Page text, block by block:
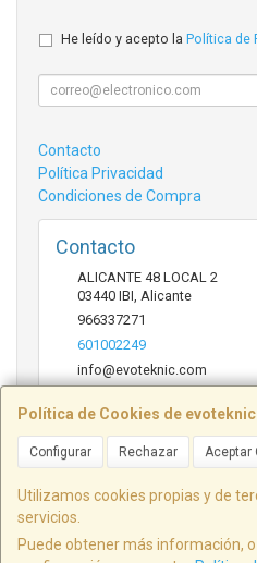
Política de Cookies de
Configurar Rechazar Aceptar
Utilizamos cookies propias y de
servicios.
Puede obtener más información,
He leído y acepto la Política de
Contacto
Política Privacidad
Condiciones de Compra
Contacto
ALICANTE 48 LOCAL 2
03440 IBI Alicante
966337271
601002249
info@evoteknic.com
Horario
ALICANTE 48 LOCAL 2, 03440,